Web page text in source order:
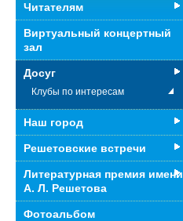
Читателям
Виртуальный концертный
зал
Досуг
Клубы по интересам
Наш город
Решетовские встречи
Литературная премия имени
А. Л. Решетова
Фотоальбом